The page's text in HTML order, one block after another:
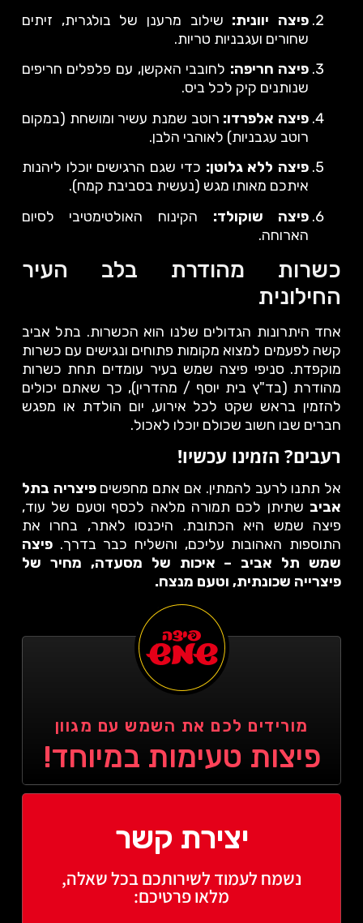
פיצה יוונית: שילוב מרענן של בולגרית, זיתים
שחורים ועגבניות טריות.
פיצה חריפה: לחובבי האקשן, עם פלפלים חריפים
שנותנים קיק לכל ביס.
פיצה אלפרדו: רוטב שמנת עשיר ומושחת (במקום
רוטב עגבניות) לאוהבי הלבן.
פיצה ללא גלוטן: כדי שגם הרגישים יוכלו ליהנות
איתכם מאותו מגש (נעשית בסביבת קמח).
פיצה שוקולד: הקינוח האולטימטיבי לסיום
הארוחה.
כשרות מהודרת בלב העיר
החילונית
אחד היתרונות הגדולים שלנו הוא הכשרות. בתל אביב
קשה לפעמים למצוא מקומות פתוחים ונגישים עם כשרות
מוקפדת. סניפי פיצה שמש בעיר עומדים תחת כשרות
מהודרת (בד"ץ בית יוסף / מהדרין), כך שאתם יכולים
להזמין בראש שקט לכל אירוע, יום הולדת או מפגש
חברים שבו חשוב שכולם יוכלו לאכול.
רעבים? הזמינו עכשיו!
אל תתנו לרעב להמתין. אם אתם מחפשיםפיצריה בתל
אביב שתיתן לכם תמורה מלאה לכסף וטעם של עוד,
פיצה שמש היא הכתובת. היכנסו לאתר, בחרו את
התוספות האהובות עליכם, והשליח כבר בדרך.פיצה
שמש תל אביב – איכות של מסעדה, מחיר של
פיצרייה שכונתית, וטעם מנצח.
מורידים לכם את השמש עם מגוון
פיצות טעימות במיוחד!
יצירת קשר
נשמח לעמוד לשירותכם בכל שאלה,
מלאו פרטיכם: